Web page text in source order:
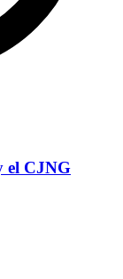
el CJNG